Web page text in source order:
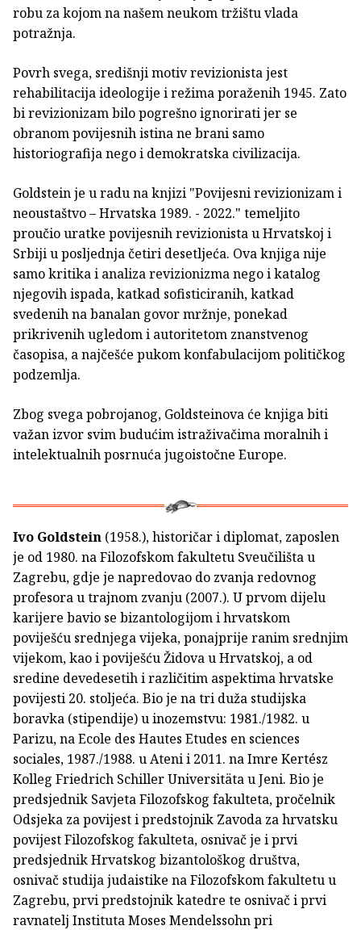
robu za kojom na našem neukom tržištu vlada
potražnja.
Povrh svega, središnji motiv revizionista jest
rehabilitacija ideologije i režima poraženih 1945. Zato
bi revizionizam bilo pogrešno ignorirati jer se
obranom povijesnih istina ne brani samo
historiografija nego i demokratska civilizacija.
Goldstein je u radu na knjizi "Povijesni revizionizam i
neoustaštvo – Hrvatska 1989. - 2022." temeljito
proučio uratke povijesnih revizionista u Hrvatskoj i
Srbiji u posljednja četiri desetljeća. Ova knjiga nije
samo kritika i analiza revizionizma nego i katalog
njegovih ispada, katkad sofisticiranih, katkad
svedenih na banalan govor mržnje, ponekad
prikrivenih ugledom i autoritetom znanstvenog
časopisa, a najčešće pukom konfabulacijom političkog
podzemlja.
Zbog svega pobrojanog, Goldsteinova će knjiga biti
važan izvor svim budućim istraživačima moralnih i
intelektualnih posrnuća jugoistočne Europe.
Ivo Goldstein (1958.), historičar i diplomat, zaposlen
je od 1980. na Filozofskom fakultetu Sveučilišta u
Zagrebu, gdje je napredovao do zvanja redovnog
profesora u trajnom zvanju (2007.). U prvom dijelu
karijere bavio se bizantologijom i hrvatskom
poviješću srednjega vijeka, ponajprije ranim srednjim
vijekom, kao i poviješću Židova u Hrvatskoj, a od
sredine devedesetih i različitim aspektima hrvatske
povijesti 20. stoljeća. Bio je na tri duža studijska
boravka (stipendije) u inozemstvu: 1981./1982. u
Parizu, na Ecole des Hautes Etudes en sciences
sociales, 1987./1988. u Ateni i 2011. na Imre Kertész
Kolleg Friedrich Schiller Universitäta u Jeni. Bio je
predsjednik Savjeta Filozofskog fakulteta, pročelnik
Odsjeka za povijest i predstojnik Zavoda za hrvatsku
povijest Filozofskog fakulteta, osnivač je i prvi
predsjednik Hrvatskog bizantološkog društva,
osnivač studija judaistike na Filozofskom fakultetu u
Zagrebu, prvi predstojnik katedre te osnivač i prvi
ravnatelj Instituta Moses Mendelssohn pri